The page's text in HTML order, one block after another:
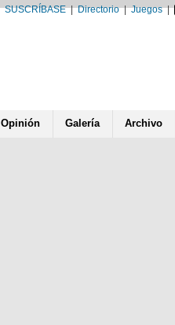
SUSCRÍBASE|Directorio|Juegos|
Opinión Galería Archivo